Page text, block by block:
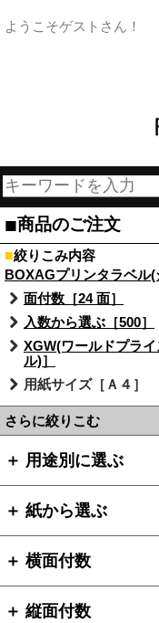
ようこそゲストさん！
■商品のご注文
■絞りこみ内容
BOXAGプリンタラベル
面付数［24 面］
入数から選ぶ［500］
XGW(ワールドプラ
ル)］
用紙サイズ［Ａ４］
さらに絞りこむ
＋ 用途別に選ぶ
＋ 紙から選ぶ
＋ 横面付数
＋ 縦面付数